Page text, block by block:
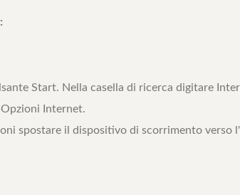
Start. Nella casella di ricerca digitare
Internet.
spostare il dispositivo di scorrimento